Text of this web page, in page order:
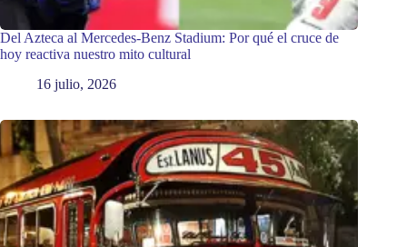
Del Azteca al Mercedes-Benz Stadium: Por qué el cruce de
hoy reactiva nuestro mito cultural
16 julio, 2026